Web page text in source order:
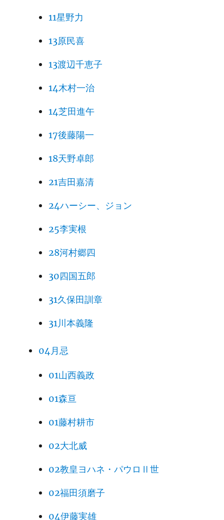
11星野力
13原民喜
13渡辺千恵子
14木村一治
14芝田進午
17後藤陽一
18天野卓郎
21吉田嘉清
24ハーシー、ジョン
25李実根
28河村郷四
30四国五郎
31久保田訓章
31川本義隆
04月忌
01山西義政
01森亘
01藤村耕市
02大北威
02教皇ヨハネ・パウロⅡ世
02福田須磨子
04伊藤実雄